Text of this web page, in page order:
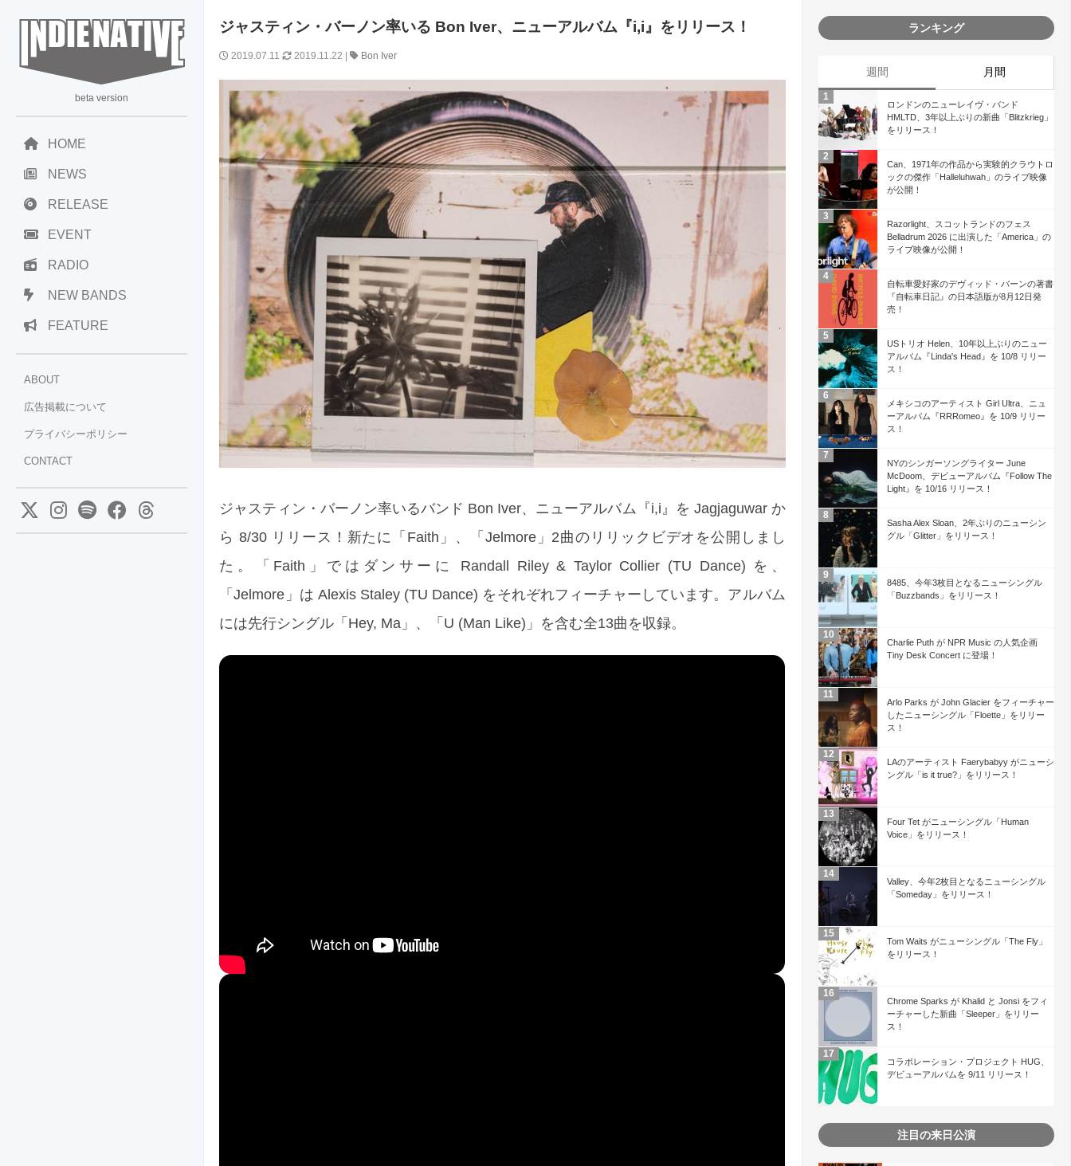
beta version
HOME
NEWS
RELEASE
EVENT
RADIO
NEW BANDS
FEATURE
ABOUT
広告掲載について
プライバシーポリシー
CONTACT
ジャスティン・バーノン率いる Bon Iver、ニューアルバム『i,i』をリリース！
2019.07.11 2019.11.22 | Bon Iver
ジャスティン・バーノン率いるバンド Bon Iver、ニューアルバム『i,i』を Jagjaguwar か
ら 8/30 リリース！新たに「Faith」、「Jelmore」2曲のリリックビデオを公開しまし
た。「Faith」ではダンサーに Randall Riley & Taylor Collier (TU Dance) を、
「Jelmore」は Alexis Staley (TU Dance) をそれぞれフィーチャーしています。アルバム
には先行シングル「Hey, Ma」、「U (Man Like)」を含む全13曲を収録。
ランキング
週間 月間
ロンドンのニューレイヴ・バンド
HMLTD、3年以上ぶりの新曲「Blitzkrieg」
をリリース！
Can、1971年の作品から実験的クラウトロ
ックの傑作「Halleluhwah」のライブ映像
が公開！
Razorlight、スコットランドのフェス
Belladrum 2026 に出演した「America」の
ライブ映像が公開！
自転車愛好家のデヴィッド・バーンの著書
『自転車日記』の日本語版が8月12日発
売！
USトリオ Helen、10年以上ぶりのニュー
アルバム『Linda's Head』を 10/8 リリー
ス！
メキシコのアーティスト Girl Ultra、ニュ
ーアルバム『RRRomeo』を 10/9 リリー
ス！
NYのシンガーソングライター June
McDoom、デビューアルバム『Follow The
Light』を 10/16 リリース！
Sasha Alex Sloan、2年ぶりのニューシン
グル「Glitter」をリリース！
8485、今年3枚目となるニューシングル
「Buzzbands」をリリース！
Charlie Puth が NPR Music の人気企画
Tiny Desk Concert に登場！
Arlo Parks が John Glacier をフィーチャー
したニューシングル「Floette」をリリー
ス！
LAのアーティスト Faerybabyy がニューシ
ングル「is it true?」をリリース！
Four Tet がニューシングル「Human
Voice」をリリース！
Valley、今年2枚目となるニューシングル
「Someday」をリリース！
Tom Waits がニューシングル「The Fly」
をリリース！
Chrome Sparks が Khalid と Jonsi をフィ
ーチャーした新曲「Sleeper」をリリー
ス！
コラボレーション・プロジェクト HUG、
デビューアルバムを 9/11 リリース！
注目の来日公演